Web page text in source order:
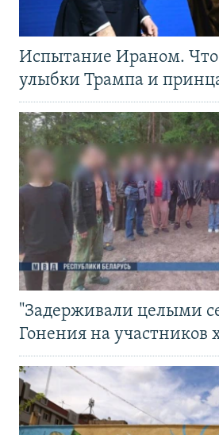
Испытание Ираном.
улыбки Трампа и
"Задерживали целыми
Гонения на участников